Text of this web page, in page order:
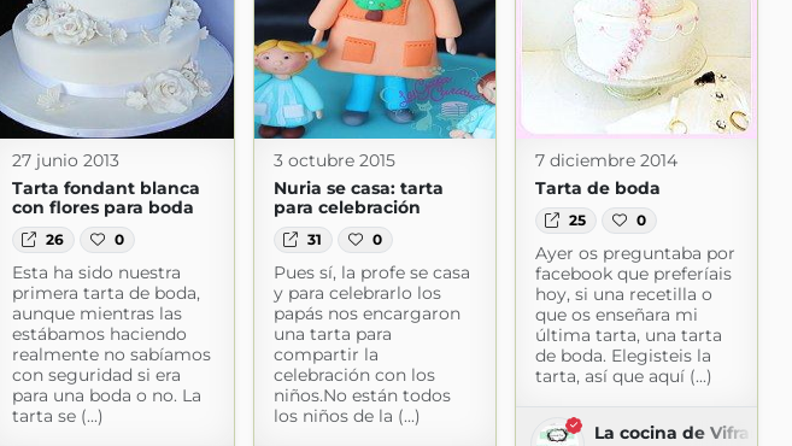
27 junio 2013
Tarta fondant blanca
con flores para boda
26 0
Esta ha sido nuestra
primera tarta de boda,
aunque mientras las
estábamos haciendo
realmente no sabíamos
con seguridad si era
para una boda o no. La
tarta se (...)
3 octubre 2015
Nuria se casa: tarta
para celebración
31 0
Pues sí, la profe se casa
y para celebrarlo los
papás nos encargaron
una tarta para
compartir la
celebración con los
niños.No están todos
los niños de la (...)
7 diciembre 2014
Tarta de boda
25 0
Ayer os preguntaba por
facebook que preferíais
hoy, si una recetilla o
que os enseñara mi
última tarta, una tarta
de boda. Elegisteis la
tarta, así que aquí (...)
La cocina de Vifran